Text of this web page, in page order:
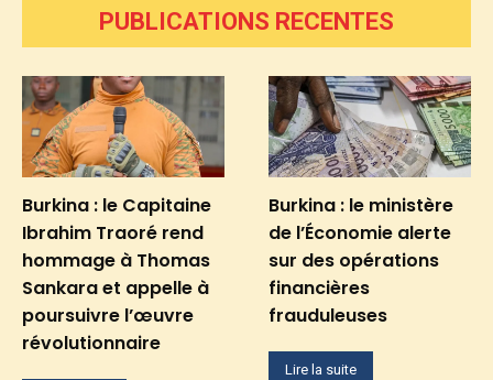
PUBLICATIONS RECENTES
Burkina : le Capitaine
Ibrahim Traoré rend
hommage à Thomas
Sankara et appelle à
poursuivre l’œuvre
révolutionnaire
Burkina : le ministère
de l’Économie alerte
sur des opérations
financières
frauduleuses
Lire la suite